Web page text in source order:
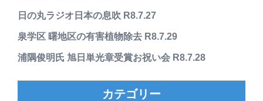
日の丸ラジオ日本の息吹 R8.7.27
泉学区 曙地区の有害植物除去 R8.7.29
浦隅俊明氏 旭日単光章受賞お祝い会 R8.7.28
カテゴリー